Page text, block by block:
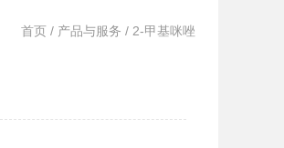
首页 / 产品与服务 / 2-甲基咪唑